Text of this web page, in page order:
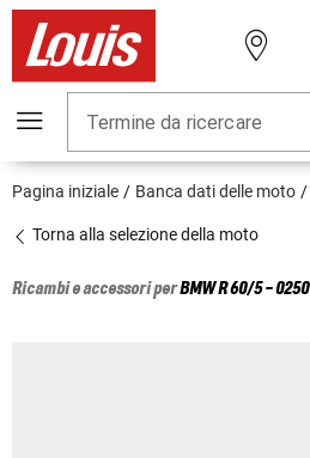
Termine da ricercare
Pagina iniziale Banca dati delle moto
Torna alla selezione della moto
Ricambi e accessori perBMWR 60/5 - 0250